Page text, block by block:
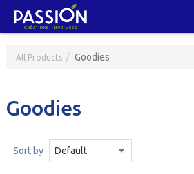
All Products Goodies
Goodies
Sort by